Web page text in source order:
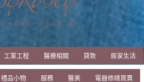
工業工程 醫療相關 貸款 居家生活
禮品小物 服務 醫美 電器修繕買賣